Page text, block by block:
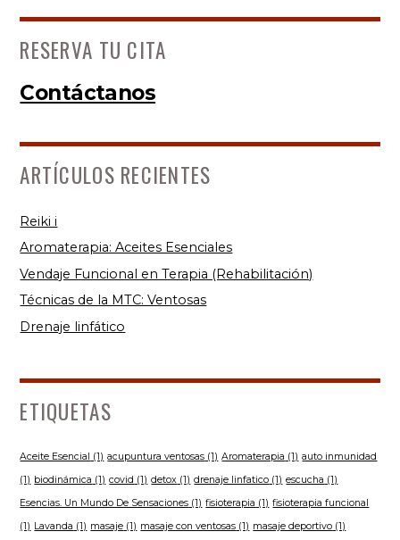
RESERVA TU CITA
Contáctanos
ARTÍCULOS RECIENTES
Reiki i
Aromaterapia: Aceites Esenciales
Vendaje Funcional en Terapia (Rehabilitación)
Técnicas de la MTC: Ventosas
Drenaje linfático
ETIQUETAS
Aceite Esencial (1) acupuntura ventosas (1) Aromaterapia (1) auto inmunidad
(1) biodinámica (1) covid (1) detox (1) drenaje linfatico (1) escucha (1)
Esencias. Un Mundo De Sensaciones (1) fisioterapia (1) fisioterapia funcional
(1) Lavanda (1) masaje (1) masaje con ventosas (1) masaje deportivo (1)